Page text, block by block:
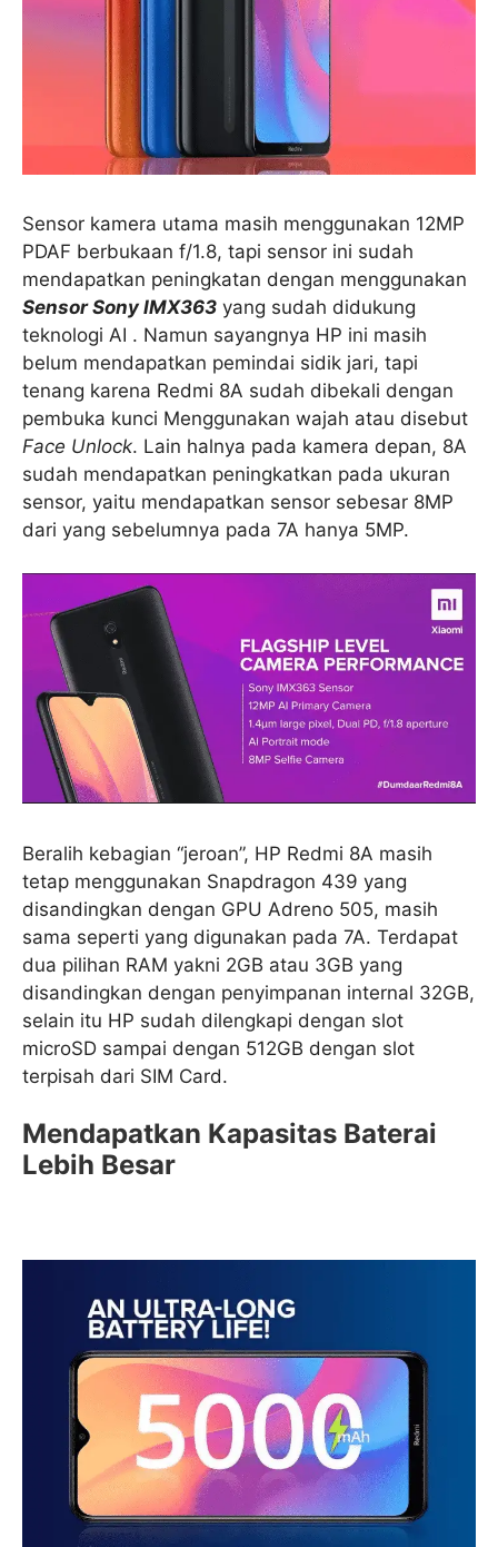
Sensor kamera utama masih menggunakan 12MP
PDAF berbukaan f/1.8, tapi sensor ini sudah
mendapatkan peningkatan dengan menggunakan
Sensor Sony IMX363 yang sudah didukung
teknologi AI . Namun sayangnya HP ini masih
belum mendapatkan pemindai sidik jari, tapi
tenang karena Redmi 8A sudah dibekali dengan
pembuka kunci Menggunakan wajah atau disebut
Face Unlock. Lain halnya pada kamera depan, 8A
sudah mendapatkan peningkatkan pada ukuran
sensor, yaitu mendapatkan sensor sebesar 8MP
dari yang sebelumnya pada 7A hanya 5MP.
Beralih kebagian “jeroan”, HP Redmi 8A masih
tetap menggunakan Snapdragon 439 yang
disandingkan dengan GPU Adreno 505, masih
sama seperti yang digunakan pada 7A. Terdapat
dua pilihan RAM yakni 2GB atau 3GB yang
disandingkan dengan penyimpanan internal 32GB,
selain itu HP sudah dilengkapi dengan slot
microSD sampai dengan 512GB dengan slot
terpisah dari SIM Card.
Mendapatkan Kapasitas Baterai
Lebih Besar